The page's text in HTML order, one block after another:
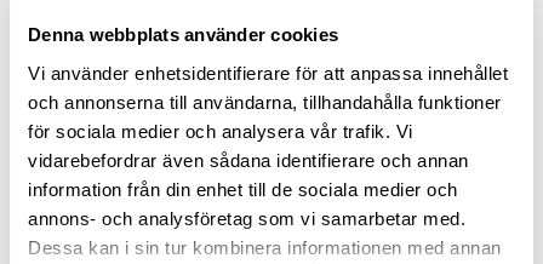
Denna webbplats använder cookies
Vi använder enhetsidentifierare för att anpassa innehållet
och annonserna till användarna, tillhandahålla funktioner
för sociala medier och analysera vår trafik. Vi
vidarebefordrar även sådana identifierare och annan
information från din enhet till de sociala medier och
annons- och analysföretag som vi samarbetar med.
Dessa kan i sin tur kombinera informationen med annan
Hans K
4.490
kr
LÄGG TILL I VARUKORG
kr
LÄGG TILL I VARUKORG
SORTIMENT